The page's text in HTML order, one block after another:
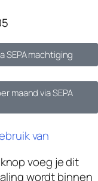
SEPA machtiging
maand via SEPA
van
voeg je dit
wordt binnen